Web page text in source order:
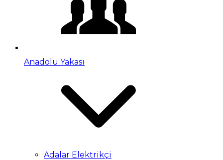
Anadolu Yakası
Adalar Elektrikçi